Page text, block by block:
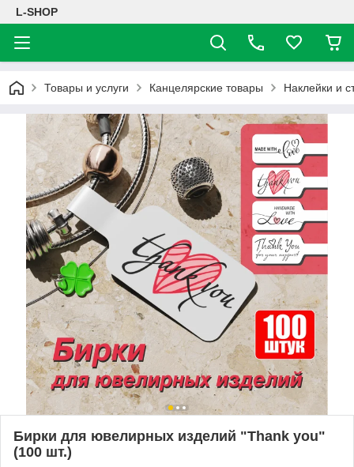
L-SHOP
Товары и услуги Канцелярские товары Наклейки и
Бирки для ювелирных изделий "Thank you"
(100 шт.)